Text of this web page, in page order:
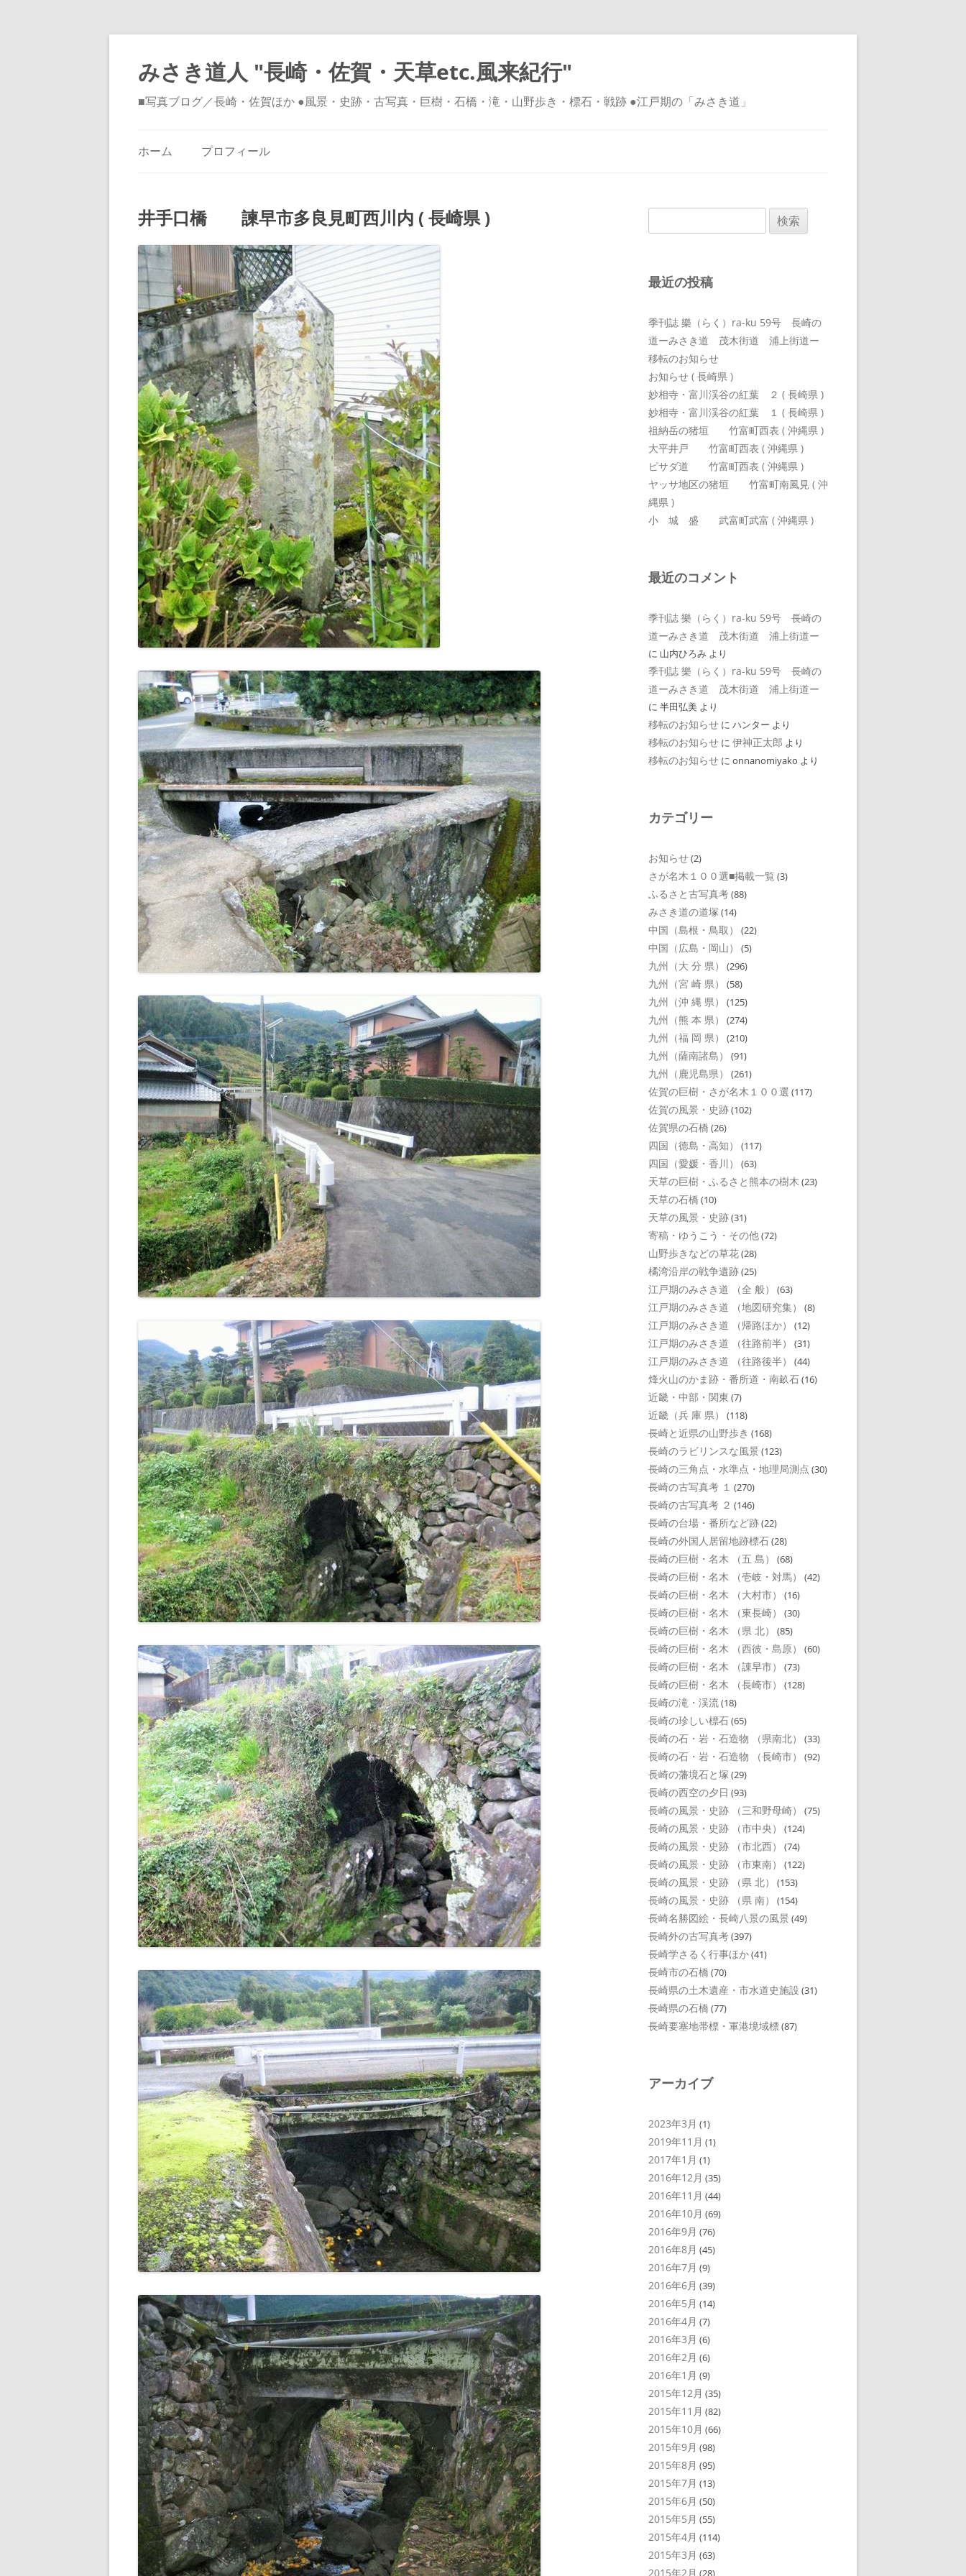
みさき道人 "長崎・佐賀・天草etc.風来紀行"
■写真ブログ／長崎・佐賀ほか ●風景・史跡・古写真・巨樹・石橋・滝・山野歩き・標石・戦跡 ●江戸期の「みさき道」
ッ
プ
ホーム プロフィール
井手口橋 諫早市多良見町西川内 ( 長崎県 )
索:
最近の投稿
季刊誌 樂（らく）ra-ku 59号 長崎の
道ーみさき道 茂木街道 浦上街道ー
移転のお知らせ
お知らせ ( 長崎県 )
妙相寺・富川渓谷の紅葉 ２ ( 長崎県 )
妙相寺・富川渓谷の紅葉 １ ( 長崎県 )
祖納岳の猪垣 竹富町西表 ( 沖縄県 )
大平井戸 竹富町西表 ( 沖縄県 )
ピサダ道 竹富町西表 ( 沖縄県 )
ヤッサ地区の猪垣 竹富町南風見 ( 沖
縄県 )
小 城 盛 武富町武富 ( 沖縄県 )
最近のコメント
季刊誌 樂（らく）ra-ku 59号 長崎の
道ーみさき道 茂木街道 浦上街道ー
に 山内ひろみ より
季刊誌 樂（らく）ra-ku 59号 長崎の
道ーみさき道 茂木街道 浦上街道ー
に 半田弘美 より
移転のお知らせ に ハンター より
移転のお知らせ に 伊神正太郎 より
移転のお知らせ に onnanomiyako より
カテゴリー
お知らせ(2)
さが名木１００選■掲載一覧 (3)
ふるさと古写真考(88)
みさき道の道塚 (14)
中国（島根・鳥取） (22)
中国（広島・岡山） (5)
九州（大 分 県） (296)
九州（宮 崎 県） (58)
九州（沖 縄 県） (125)
九州（熊 本 県） (274)
九州（福 岡 県） (210)
九州（薩南諸島） (91)
九州（鹿児島県） (261)
佐賀の巨樹・さが名木１００選 (117)
佐賀の風景・史跡(102)
佐賀県の石橋 (26)
四国（徳島・高知） (117)
四国（愛媛・香川） (63)
天草の巨樹・ふるさと熊本の樹木 (23)
天草の石橋 (10)
天草の風景・史跡(31)
寄稿・ゆうこう・その他(72)
山野歩きなどの草花(28)
橘湾沿岸の戦争遺跡(25)
江戸期のみさき道 （全 般） (63)
江戸期のみさき道 （地図研究集） (8)
江戸期のみさき道 （帰路ほか） (12)
江戸期のみさき道 （往路前半） (31)
江戸期のみさき道 （往路後半） (44)
烽火山のかま跡・番所道・南畝石(16)
近畿・中部・関東 (7)
近畿（兵 庫 県） (118)
長崎と近県の山野歩き (168)
長崎のラビリンスな風景 (123)
長崎の三角点・水準点・地理局測点 (30)
長崎の古写真考 １ (270)
長崎の古写真考 ２ (146)
長崎の台場・番所など跡(22)
長崎の外国人居留地跡標石(28)
長崎の巨樹・名木 （五 島） (68)
長崎の巨樹・名木 （壱岐・対馬） (42)
長崎の巨樹・名木 （大村市） (16)
長崎の巨樹・名木 （東長崎） (30)
長崎の巨樹・名木 （県 北） (85)
長崎の巨樹・名木 （西彼・島原） (60)
長崎の巨樹・名木 （諌早市） (73)
長崎の巨樹・名木 （長崎市） (128)
長崎の滝・渓流(18)
長崎の珍しい標石(65)
長崎の石・岩・石造物 （県南北） (33)
長崎の石・岩・石造物 （長崎市） (92)
長崎の藩境石と塚 (29)
長崎の西空の夕日 (93)
長崎の風景・史跡 （三和野母崎） (75)
長崎の風景・史跡 （市中央） (124)
長崎の風景・史跡 （市北西） (74)
長崎の風景・史跡 （市東南） (122)
長崎の風景・史跡 （県 北） (153)
長崎の風景・史跡 （県 南） (154)
長崎名勝図絵・長崎八景の風景 (49)
長崎外の古写真考(397)
長崎学さるく行事ほか(41)
長崎市の石橋 (70)
長崎県の土木遺産・市水道史施設 (31)
長崎県の石橋 (77)
長崎要塞地帯標・軍港境域標(87)
アーカイブ
2023年3月 (1)
2019年11月 (1)
2017年1月 (1)
2016年12月 (35)
2016年11月 (44)
2016年10月 (69)
2016年9月 (76)
2016年8月 (45)
2016年7月 (9)
2016年6月 (39)
2016年5月 (14)
2016年4月 (7)
2016年3月 (6)
2016年2月 (6)
2016年1月 (9)
2015年12月 (35)
2015年11月 (82)
2015年10月 (66)
2015年9月 (98)
2015年8月 (95)
2015年7月 (13)
2015年6月 (50)
2015年5月 (55)
2015年4月 (114)
2015年3月 (63)
2015年2月 (28)